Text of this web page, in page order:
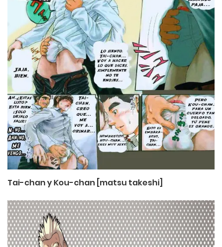
Tai-chan y Kou-chan [matsu takeshi]